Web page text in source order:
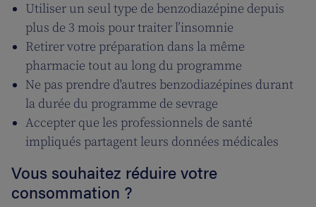
Utiliser un seul type de benzodiazépine depuis
plus de 3 mois pour traiter l’insomnie
Retirer votre préparation dans la même
pharmacie tout au long du programme
Ne pas prendre d'autres benzodiazépines durant
la durée du programme de sevrage
Accepter que les professionnels de santé
impliqués partagent leurs données médicales
Vous souhaitez réduire votre
consommation ?